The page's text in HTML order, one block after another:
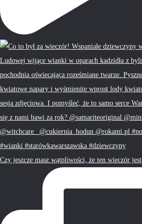
Czy jeszcze masz wątpliwości, że ten wieczór jest